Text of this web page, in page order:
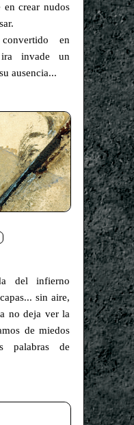
en crear nudos
en
invade un
ausencia...
del infierno
sin aire,
no deja ver la
de miedos
palabras de